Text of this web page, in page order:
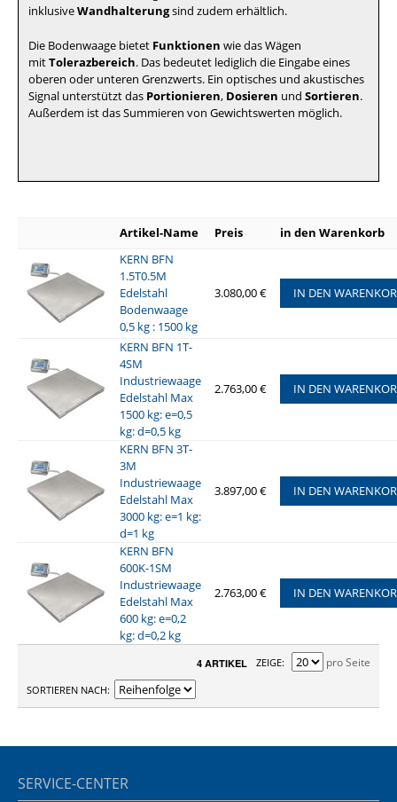
inklusiveWandhalterungsind zudem erhältlich.
Die Bodenwaage bietet Funktionen wie das Wägen
mitTolerazbereich. Das bedeutet lediglich die Eingabe eines
oberen oder unteren Grenzwerts. Ein optisches und akustisches
Signal unterstützt das Portionieren, Dosieren und Sortieren.
Außerdem ist das Summieren von Gewichtswerten möglich.
Artikel-Name Preis
in den Warenkorb
KERN BFN
1.5T0.5M
Edelstahl
Bodenwaage
0,5 kg : 1500 kg
3.080,00 € IN DEN
KERN BFN 1T-
4SM
Industriewaage
Edelstahl Max
1500 kg: e=0,5
kg: d=0,5 kg
2.763,00 € IN DEN
KERN BFN 3T-
3M
Industriewaage
Edelstahl Max
3000 kg: e=1 kg:
d=1 kg
3.897,00 € IN DEN
KERN BFN
600K-1SM
Industriewaage
Edelstahl Max
600 kg: e=0,2
kg: d=0,2 kg
2.763,00 € IN DEN
4 ARTIKEL ZEIGE pro Seite
SORTIEREN NACH
SERVICE-CENTER